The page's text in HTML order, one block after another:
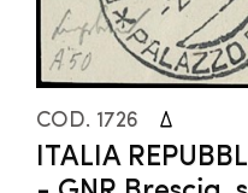
COD. 1726
ITALIA